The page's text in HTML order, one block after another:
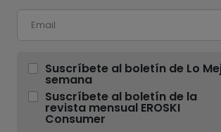
Suscríbete al boletín de Lo
semana
Suscríbete al boletín de la
revista mensual EROSKI
Consumer